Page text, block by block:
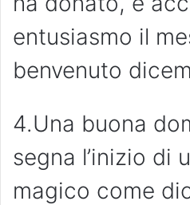
entusiasmo il
benvenuto
4.Una buona
segna l’inizio di
magico come